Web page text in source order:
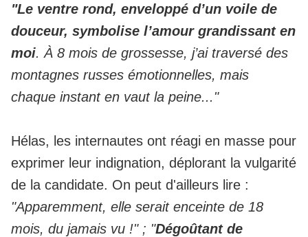
"Le ventre rond, enveloppé d’un voile de
douceur, symbolise l’amour grandissant en
moi. À 8 mois de grossesse, j’ai traversé des
montagnes russes émotionnelles, mais
chaque instant en vaut la peine..."
Hélas, les internautes ont réagi en masse pour
exprimer leur indignation, déplorant la vulgarité
de la candidate. On peut d'ailleurs lire :
"Apparemment, elle serait enceinte de 18
mois, du jamais vu !" ; "Dégoûtant de